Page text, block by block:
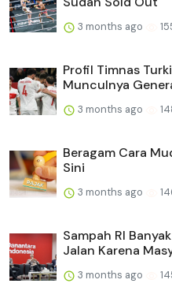
3 months ago
Profil Timnas
Munculnya
3 months ago
Beragam Cara
Sini
3 months ago
Sampah RI
Jalan Karena
3 months ago